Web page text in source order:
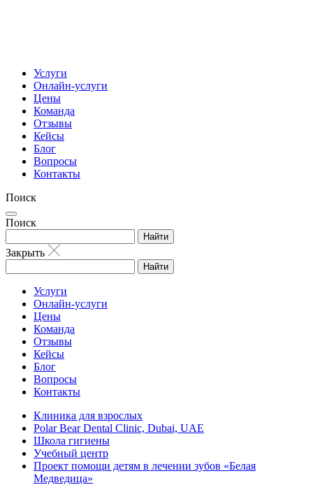
Услуги
Онлайн-услуги
Цены
Команда
Отзывы
Кейсы
Блог
Вопросы
Контакты
Поиск
Поиск
Найти
Закрыть
Найти
Услуги
Онлайн-услуги
Цены
Команда
Отзывы
Кейсы
Блог
Вопросы
Контакты
Клиника для взрослых
Polar Bear Dental Clinic, Dubai, UAE
Школа гигиены
Учебный центр
Проект помощи детям в лечении зубов «Белая
Медведица»